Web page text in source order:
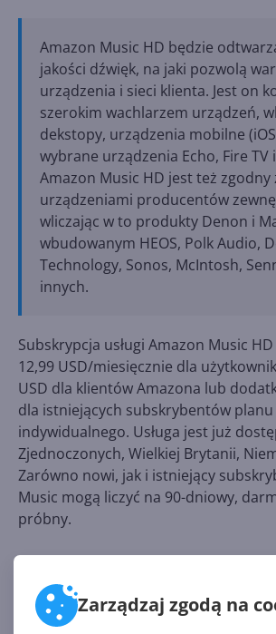
Zarządzaj zgodą na
Amazon Music HD będzie
jakości dźwięk, na jaki pozwolą
urządzenia i sieci klienta. Jest on
szerokim wachlarzem urządzeń,
dekstopy, urządzenia mobilne
wybrane urządzenia Echo, Fire TV
Amazon Music HD jest też zgodny
urządzeniami producentów
wliczając w to produkty Denon i
wbudowanym HEOS, Polk Audio,
Technology, Sonos, McIntosh,
innych.
Subskrypcja usługi Amazon Music
12,99 USD/miesięcznie dla
USD dla klientów Amazona lub
dla istniejących subskrybentów
indywidualnego. Usługa jest już
Zjednoczonych, Wielkiej Brytanii,
Zarówno nowi, jak i istniejący
Music mogą liczyć na 90-dniowy,
próbny.
Źródło:
https://press.aboutamazon.com/
release-details/amazon-music-